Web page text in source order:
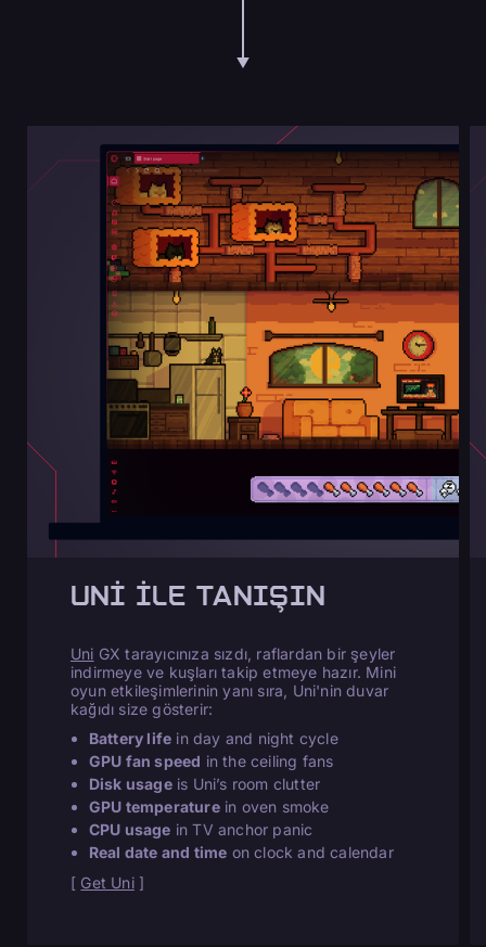
UNI ILE TANIŞIN
Uni GX tarayıcınıza sızdı, raflardan bir şeyler
indirmeye ve kuşları takip etmeye hazır. Mini
oyun etkileşimlerinin yanı sıra, Uni'nin duvar
kağıdı size gösterir:
Battery life in day and night cycle
GPU fan speed in the ceiling fans
Disk usageis Uni’s room clutter
GPU temperaturein oven smoke
CPU usage in TV anchor panic
Real date and time on clock and calendar
[ Get Uni]